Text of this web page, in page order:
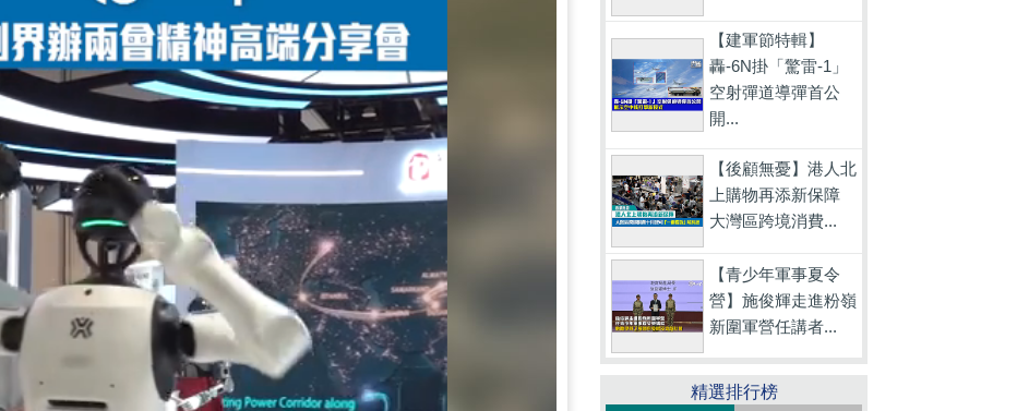
【建軍節特輯】
轟-6N掛「驚雷-1」
空射彈道導彈首公
開...
【後顧無憂】港人北
上購物再添新保障
大灣區跨境消費...
【青少年軍事夏令
營】施俊輝走進粉嶺
新圍軍營任講者...
精選排行榜